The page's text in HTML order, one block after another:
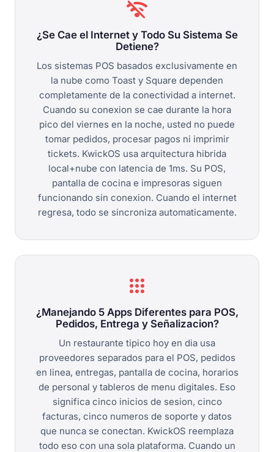
wifi_off
¿Se Cae el Internet y Todo Su Sistema Se
Detiene?
Los sistemas POS basados exclusivamente en
la nube como Toast y Square dependen
completamente de la conectividad a internet.
Cuando su conexion se cae durante la hora
pico del viernes en la noche, usted no puede
tomar pedidos, procesar pagos ni imprimir
tickets. KwickOS usa arquitectura hibrida
local+nube con latencia de 1ms. Su POS,
pantalla de cocina e impresoras siguen
funcionando sin conexion. Cuando el internet
regresa, todo se sincroniza automaticamente.
apps
¿Manejando 5 Apps Diferentes para POS,
Pedidos, Entrega y Señalizacion?
Un restaurante tipico hoy en dia usa
proveedores separados para el POS, pedidos
en linea, entregas, pantalla de cocina, horarios
de personal y tableros de menu digitales. Eso
significa cinco inicios de sesion, cinco
facturas, cinco numeros de soporte y datos
que nunca se conectan. KwickOS reemplaza
todo eso con una sola plataforma. Cuando un